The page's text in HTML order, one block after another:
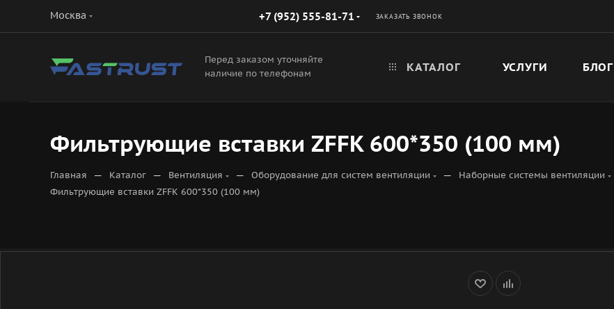
Москва +7 (952) 555-81-71 ЗАКАЗАТЬ ЗВОНОК
Перед заказом уточняйте
наличие по телефонам
КАТАЛОГ УСЛУГИ БЛОГ
Фильтрующие вставки ZFFK 600*350 (100 мм)
Главная — Каталог — Вентиляция — Оборудование для систем вентиляции — Наборные системы вентиляции
Фильтрующие вставки ZFFK 600*350 (100 мм)